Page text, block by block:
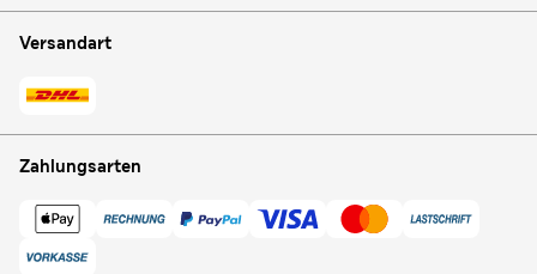
Versandart
Zahlungsarten